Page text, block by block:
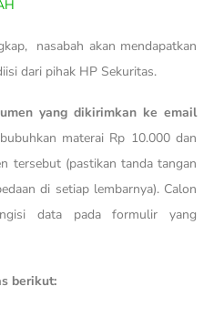
nasabah akan mendapatkan
dari pihak HP Sekuritas.
yang dikirimkan ke email
materai Rp 10.000 dan
tersebut (pastikan tanda tangan
di setiap lembarnya). Calon
data pada formulir yang
berikut: